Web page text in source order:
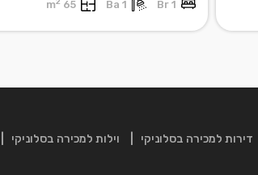
1 Br
1 Ba
65 m
דירות למכירה בסלוניקי וילות למכירה בסלוניקי